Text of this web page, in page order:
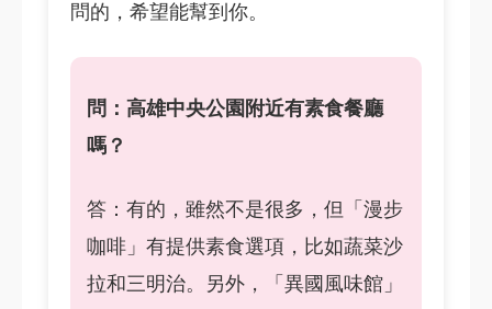
問的，希望能幫到你。
問：高雄中央公園附近有素食餐廳
嗎？
答：有的，雖然不是很多，但「漫步
咖啡」有提供素食選項，比如蔬菜沙
拉和三明治。另外，「異國風味館」